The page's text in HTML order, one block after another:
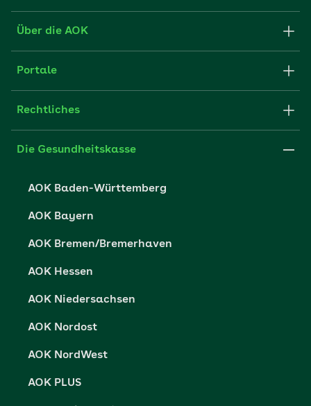
Formulare und Anträge
FAQ
Über die AOK
Struktur & Verwaltung
Partner der AOK
Portale
Fachportal für Arbeitgeber
Presse- und Politikportal
Vertriebspartner-Service
Rechtliches
Impressum
Die Gesundheitskasse
AOK Baden-Württemberg
AOK Bayern
AOK Bremen/Bremerhaven
AOK Hessen
AOK Niedersachsen
AOK Nordost
AOK NordWest
AOK PLUS